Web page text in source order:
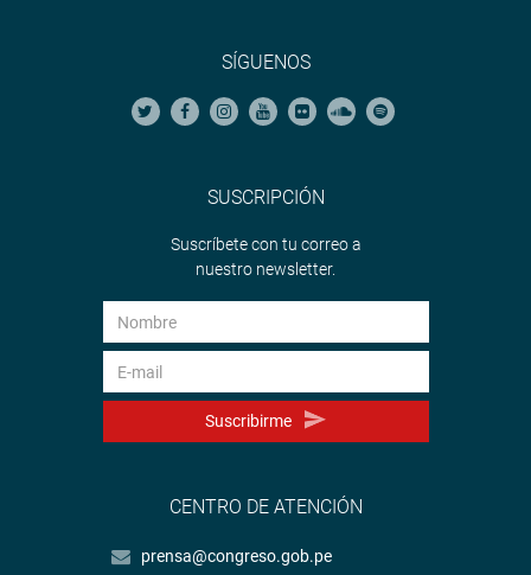
SÍGUENOS
SUSCRIPCIÓN
Suscríbete con tu correo a
nuestro newsletter.
Suscribirme
CENTRO DE ATENCIÓN
prensa@congreso.gob.pe